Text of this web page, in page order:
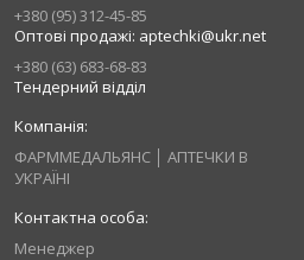
+380 (95) 312-45-85
Оптові продажі: aptechki@ukr.net
+380 (63) 683-68-83
Тендерний відділ
ФАРММЕДАЛЬЯНС │ АПТЕЧКИ В
УКРАЇНІ
Менеджер